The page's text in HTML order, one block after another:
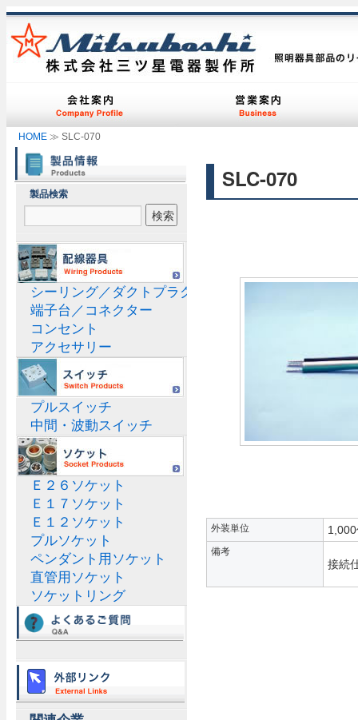
HOME ≫ SLC-070
SLC-070
外装単位
備考
接続
製品検索
シーリング／ダクトプラグ
端子台／コネクター
コンセント
アクセサリー
プルスイッチ
中間・波動スイッチ
Ｅ２６ソケット
Ｅ１７ソケット
Ｅ１２ソケット
プルソケット
ペンダント用ソケット
直管用ソケット
ソケットリング